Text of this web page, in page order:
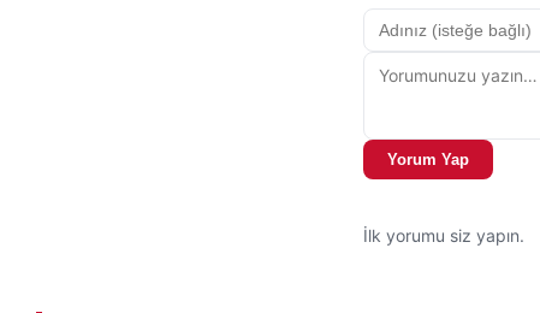
Yorum Yap
İlk yorumu siz yapın.